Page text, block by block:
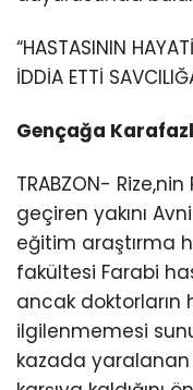
“HASTASININ
İDDİA ETTİ
Gençağa
TRABZON-
geçiren yakını
eğitim araştırma
fakültesi Farabi
ancak
ilgilenmemesi
kazada yaralanan